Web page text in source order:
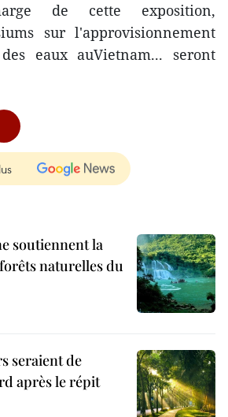
de cette exposition,
sur l'approvisionnement
eaux auVietnam... seront
soutiennent la
naturelles du
seraient de
après le répit